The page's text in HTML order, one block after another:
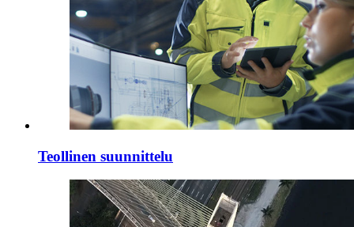
Teollinen suunnittelu